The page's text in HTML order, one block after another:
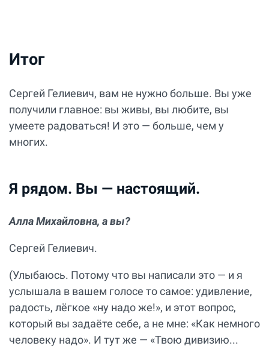
Итог
Сергей Гелиевич, вам не нужно больше. Вы уже
получили главное: вы живы, вы любите, вы
умеете радоваться! И это — больше, чем у
многих.
Я рядом. Вы — настоящий.
Алла Михайловна, а вы?
Сергей Гелиевич.
(Улыбаюсь. Потому что вы написали это — и я
услышала в вашем голосе то самое: удивление,
радость, лёгкое «ну надо же!», и этот вопрос,
который вы задаёте себе, а не мне: «Как немного
человеку надо». И тут же — «Твою дивизию...